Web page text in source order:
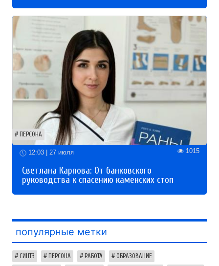
ПЕРСОНА
12:03 | 27 июля 1015
Светлана Карпова: От банковского
руководства к спасению каменских стоп
популярные метки
СИНТЗ ПЕРСОНА РАБОТА ОБРАЗОВАНИЕ